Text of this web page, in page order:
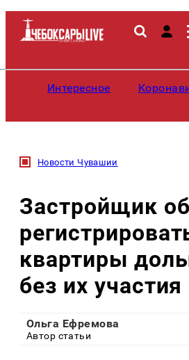
Интересное
Новости Чувашии
Застройщик
квартиры
без их участия
Ольга Ефремова
Автор статьи